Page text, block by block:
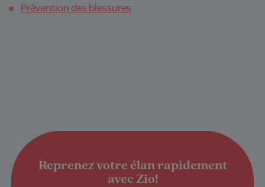
Prévention des blessures
Reprenez votre élan rapidement
avec Zio!